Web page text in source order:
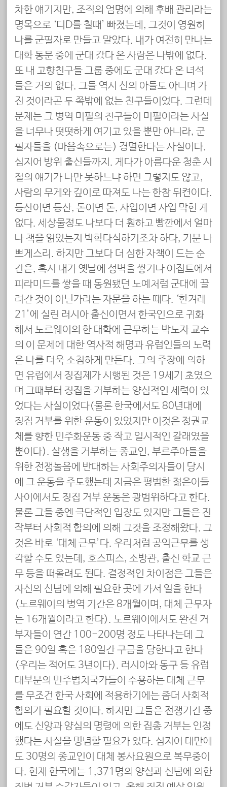
차한 얘기지만, 조직의 엄명에 의해 후배 관리라는
명목으로 ‘디D를 칠때’ 빠졌는데, 그것이 영원히
나를 군필자로 만들고 말았다. 내가 여전히 만나는
대학 동문 중에 군대 갔다 온 사람은 나밖에 없다.
또 내 고향친구들 그룹 중에도 군대 갔다 온 녀석
들은 거의 없다. 그들 역시 신의 아들도 아니며 가
진 것이라곤 두 쪽밖에 없는 친구들이었다. 그런데
문제는 그 병역 미필의 친구들이 미필이라는 사실
을 너무나 떳떳하게 여기고 있을 뿐만 아니라, 군
필자들을 (마음속으로는) 경멸한다는 사실이다.
심지어 방위 출신들까지. 게다가 아름다운 청춘 시
절의 얘기가 나만 못하느냐 하면 그렇지도 않고,
사람의 무게와 깊이로 따져도 나는 한참 뒤켠이다.
등산이면 등산, 돈이면 돈, 사업이면 사업 막힌 게
없다. 세상물정도 나보다 더 훤하고 빵깐에서 얼마
나 책을 읽었는지 박학다식하기조차 하다, 기분 나
쁘게스리. 하지만 그보다 더 심한 자책이 드는 순
간은, 혹시 내가 옛날에 성벽을 쌓거나 이집트에서
피라미드를 쌓을 때 동원됐던 노예처럼 군대에 끌
려간 것이 아닌가라는 자문을 하는 때다. ‘한겨레
21’에 실린 러시아 출신이면서 한국인으로 귀화
해서 노르웨이의 한 대학에 근무하는 박노자 교수
의 이 문제에 대한 역사적 해명과 유럽인들의 노력
은 나를 더욱 소침하게 만든다. 그의 주장에 의하
면 유럽에서 징집제가 시행된 것은 19세기 초였으
며 그때부터 징집을 거부하는 양심적인 세력이 있
었다는 사실이었다(물론 한국에서도 80년대에
징집 거부를 위한 운동이 있었지만 이것은 정권교
체를 향한 민주화운동 중 작고 일시적인 갈래였을
뿐이다). 살생을 거부하는 종교인, 부르주아들을
위한 전쟁놀음에 반대하는 사회주의자들이 당시
에 그 운동을 주도했는데 지금은 평범한 젊은이들
사이에서도 징집 거부 운동은 광범위하다고 한다.
물론 그들 중엔 극단적인 입장도 있지만 그들은 진
작부터 사회적 합의에 의해 그것을 조정해왔다. 그
것은 바로 ‘대체 근무’다. 우리처럼 공익근무를 생
각할 수도 있는데, 호스피스, 소방관, 출신 학교 근
무 등을 떠올려도 된다. 결정적인 차이점은 그들은
자신의 신념에 의해 필요한 곳에 가서 일을 한다
(노르웨이의 병역 기간은 8개월이며, 대체 근무자
는 16개월이라고 한다). 노르웨이에서도 완전 거
부자들이 연간 100-200명 정도 나타나는데 그
들은 90일 혹은 180일간 구금을 당한다고 한다
(우리는 적어도 3년이다). 러시아와 동구 등 유럽
대부분의 민주법치국가들이 수용하는 대체 근무
를 무조건 한국 사회에 적용하기에는 좀더 사회적
합의가 필요할 것이다. 하지만 그들은 전쟁기간 중
에도 신앙과 양심의 명령에 의한 집총 거부는 인정
했다는 사실을 명념할 필요가 있다. 심지어 대만에
도 30명의 종교인이 대체 봉사요원으로 복무중이
다. 현재 한국에는 1,371명의 양심과 신념에 의한